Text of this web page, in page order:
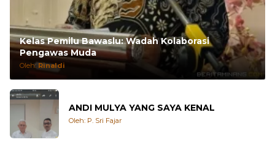
Kelas Pemilu Bawaslu: Wadah Kolaborasi
Pengawas Muda
Oleh:Rinaldi
ANDI MULYA YANG SAYA KENAL
Oleh: P. Sri Fajar